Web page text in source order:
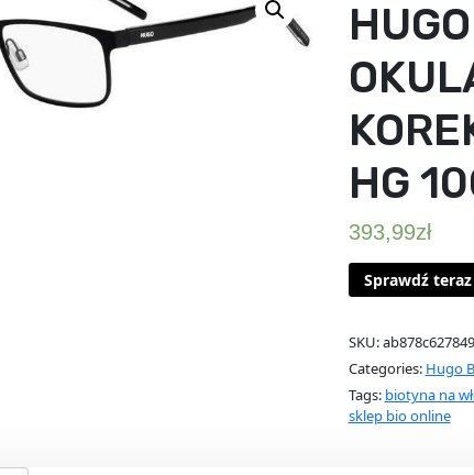
HG
393,99zł
Sprawdź teraz
SKU:ab878c627849
Categories: Hugo
Tags: biotyna na
sklep bio online